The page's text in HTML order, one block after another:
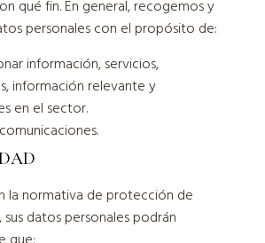
qué fin. En general, recogemos y
personales con el propósito de:
información, servicios,
información relevante y
en el sector.
la normativa de protección de
datos personales podrán
que: